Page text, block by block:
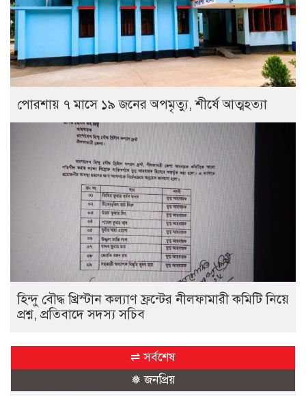
পোরশায় ৭ মাসে ১৯ জনের অপমৃত্যু, শীর্ষে আত্মহত্যা
হিন্দু বৌদ্ধ খ্রিস্টান কল্যাণ ফ্রন্টের নীলফামারী কমিটি নিয়ে
প্রশ্ন, প্রতিবাদে সদস্য সচিব
⇌ সর্বশেষ
❅ জনপ্রিয়